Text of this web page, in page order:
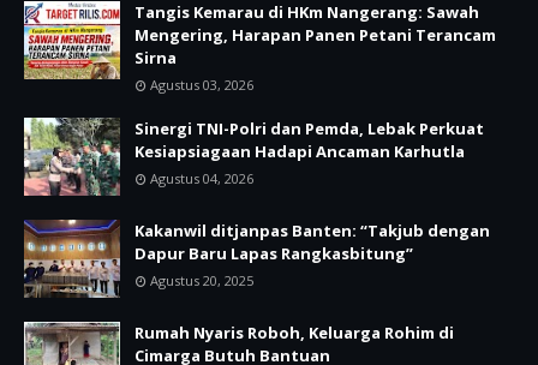
Tangis Kemarau di HKm Nangerang: Sawah
Mengering, Harapan Panen Petani Terancam
Sirna
Agustus 03, 2026
Sinergi TNI-Polri dan Pemda, Lebak Perkuat
Kesiapsiagaan Hadapi Ancaman Karhutla
Agustus 04, 2026
Kakanwil ditjanpas Banten: “Takjub dengan
Dapur Baru Lapas Rangkasbitung”
Agustus 20, 2025
Rumah Nyaris Roboh, Keluarga Rohim di
Cimarga Butuh Bantuan